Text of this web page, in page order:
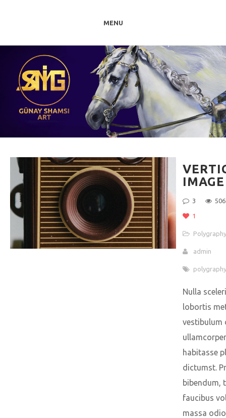
MENU
IMAGE
3
1
Polygraphy
admin
polygraphy
Nulla
lobortis
vestibulum
habitasse
dictumst.
bibendum,
faucibus
massa